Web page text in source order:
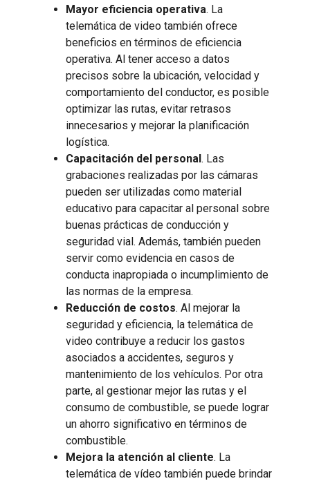
Mayor eficiencia operativa. La
telemática de video también ofrece
beneficios en términos de eficiencia
operativa. Al tener acceso a datos
precisos sobre la ubicación, velocidad y
comportamiento del conductor, es posible
optimizar las rutas, evitar retrasos
innecesarios y mejorar la planificación
logística.
Capacitación del personal. Las
grabaciones realizadas por las cámaras
pueden ser utilizadas como material
educativo para capacitar al personal sobre
buenas prácticas de conducción y
seguridad vial. Además, también pueden
servir como evidencia en casos de
conducta inapropiada o incumplimiento de
las normas de la empresa.
Reducción de costos. Al mejorar la
seguridad y eficiencia, la telemática de
video contribuye a reducir los gastos
asociados a accidentes, seguros y
mantenimiento de los vehículos. Por otra
parte, al gestionar mejor las rutas y el
consumo de combustible, se puede lograr
un ahorro significativo en términos de
combustible.
Mejora la atención al cliente. La
telemática de vídeo también puede brindar